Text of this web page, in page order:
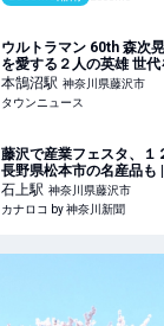
ウルトラマン 60th 森次
を愛する２人の英雄 世
ウンニュース
本鵠沼駅 神奈川県藤沢市
タウンニュース
藤沢で産業フェスタ、
長野県松本市の名産品も
石上駅 神奈川県藤沢市
カナロコ by 神奈川新聞